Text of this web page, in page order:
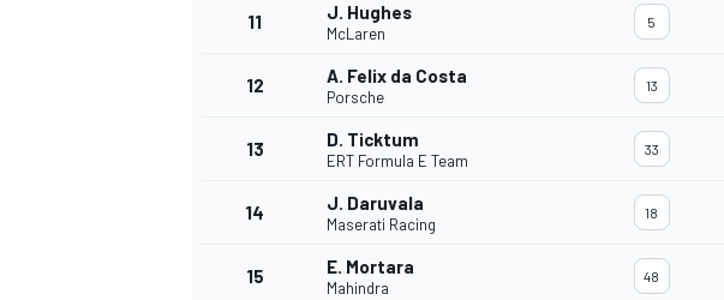
11 J. Hughes
McLaren
5
12 A. Felix da Costa
Porsche
13
13 D. Ticktum
ERT Formula E Team
33
14 J. Daruvala
Maserati Racing
18
15 E. Mortara
Mahindra
48